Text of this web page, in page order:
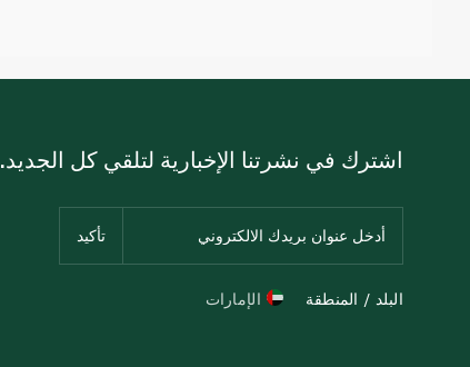
اشترك في نشرتنا الإخبارية لتلقي كل الجديد.
البلد / المنطقة الإمارات